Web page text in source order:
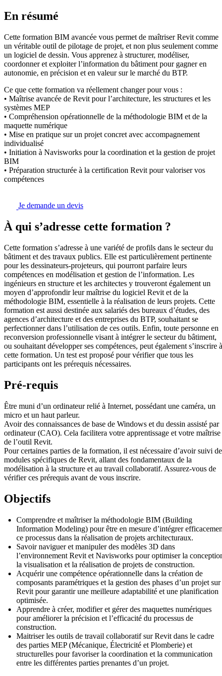
En résumé
Cette formation BIM avancée vous permet de maîtriser Revit comme
un véritable outil de pilotage de projet, et non plus seulement comme
un logiciel de dessin. Vous apprenez à structurer, modéliser,
coordonner et exploiter l’information du bâtiment pour gagner en
autonomie, en précision et en valeur sur le marché du BTP.
Ce que cette formation va réellement changer pour vous :
• Maîtrise avancée de Revit pour l’architecture, les structures et les
systèmes MEP
• Compréhension opérationnelle de la méthodologie BIM et de la
maquette numérique
• Mise en pratique sur un projet concret avec accompagnement
individualisé
• Initiation à Navisworks pour la coordination et la gestion de projet
BIM
• Préparation structurée à la certification Revit pour valoriser vos
compétences
Je demande un devis
À qui s’adresse cette formation ?
Cette formation s’adresse à une variété de profils dans le secteur du
bâtiment et des travaux publics. Elle est particulièrement pertinente
pour les dessinateurs-projeteurs, qui pourront parfaire leurs
compétences en modélisation et gestion de l’information. Les
ingénieurs en structure et les architectes y trouveront également un
moyen d’approfondir leur maîtrise du logiciel Revit et de la
méthodologie BIM, essentielle à la réalisation de leurs projets. Cette
formation est aussi destinée aux salariés des bureaux d’études, des
agences d’architecture et des entreprises du BTP, souhaitant se
perfectionner dans l’utilisation de ces outils. Enfin, toute personne en
reconversion professionnelle visant à intégrer le secteur du bâtiment,
ou souhaitant développer ses compétences, peut également s’inscrire à
cette formation. Un test est proposé pour vérifier que tous les
participants ont les prérequis nécessaires.
Pré-requis
Être muni d’un ordinateur relié à Internet, possédant une caméra, un
micro et un haut parleur.
Avoir des connaissances de base de Windows et du dessin assisté par
ordinateur (CAO). Cela facilitera votre apprentissage et votre maîtrise
de l’outil Revit.
Pour certaines parties de la formation, il est nécessaire d’avoir suivi
modules spécifiques de Revit, allant des fondamentaux de la
modélisation à la structure et au travail collaboratif. Assurez-vous de
vérifier ces prérequis avant de vous inscrire.
Objectifs
Comprendre et maîtriser la méthodologie BIM (Building
Information Modeling) pour être en mesure d’intégrer
ce processus dans la réalisation de projets architecturaux.
Savoir naviguer et manipuler des modèles 3D dans
l’environnement Revit et Navisworks pour optimiser la
la visualisation et la réalisation de projets de construction.
Acquérir une compétence opérationnelle dans la création de
composants paramétriques et la gestion des phases d’un projet sur
Revit pour garantir une meilleure adaptabilité et une planification
optimisée.
Apprendre à créer, modifier et gérer des maquettes numériques
pour améliorer la précision et l’efficacité du processus de
construction.
Maitriser les outils de travail collaboratif sur Revit dans le cadre
des parties MEP (Mécanique, Électricité et Plomberie) et
structurelles pour favoriser la coordination et la communication
entre les différentes parties prenantes d’un projet.